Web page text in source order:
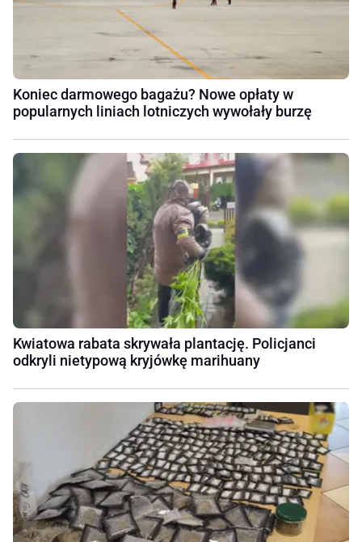
Koniec darmowego bagażu? Nowe opłaty w
popularnych liniach lotniczych wywołały burzę
Kwiatowa rabata skrywała plantację. Policjanci
odkryli nietypową kryjówkę marihuany